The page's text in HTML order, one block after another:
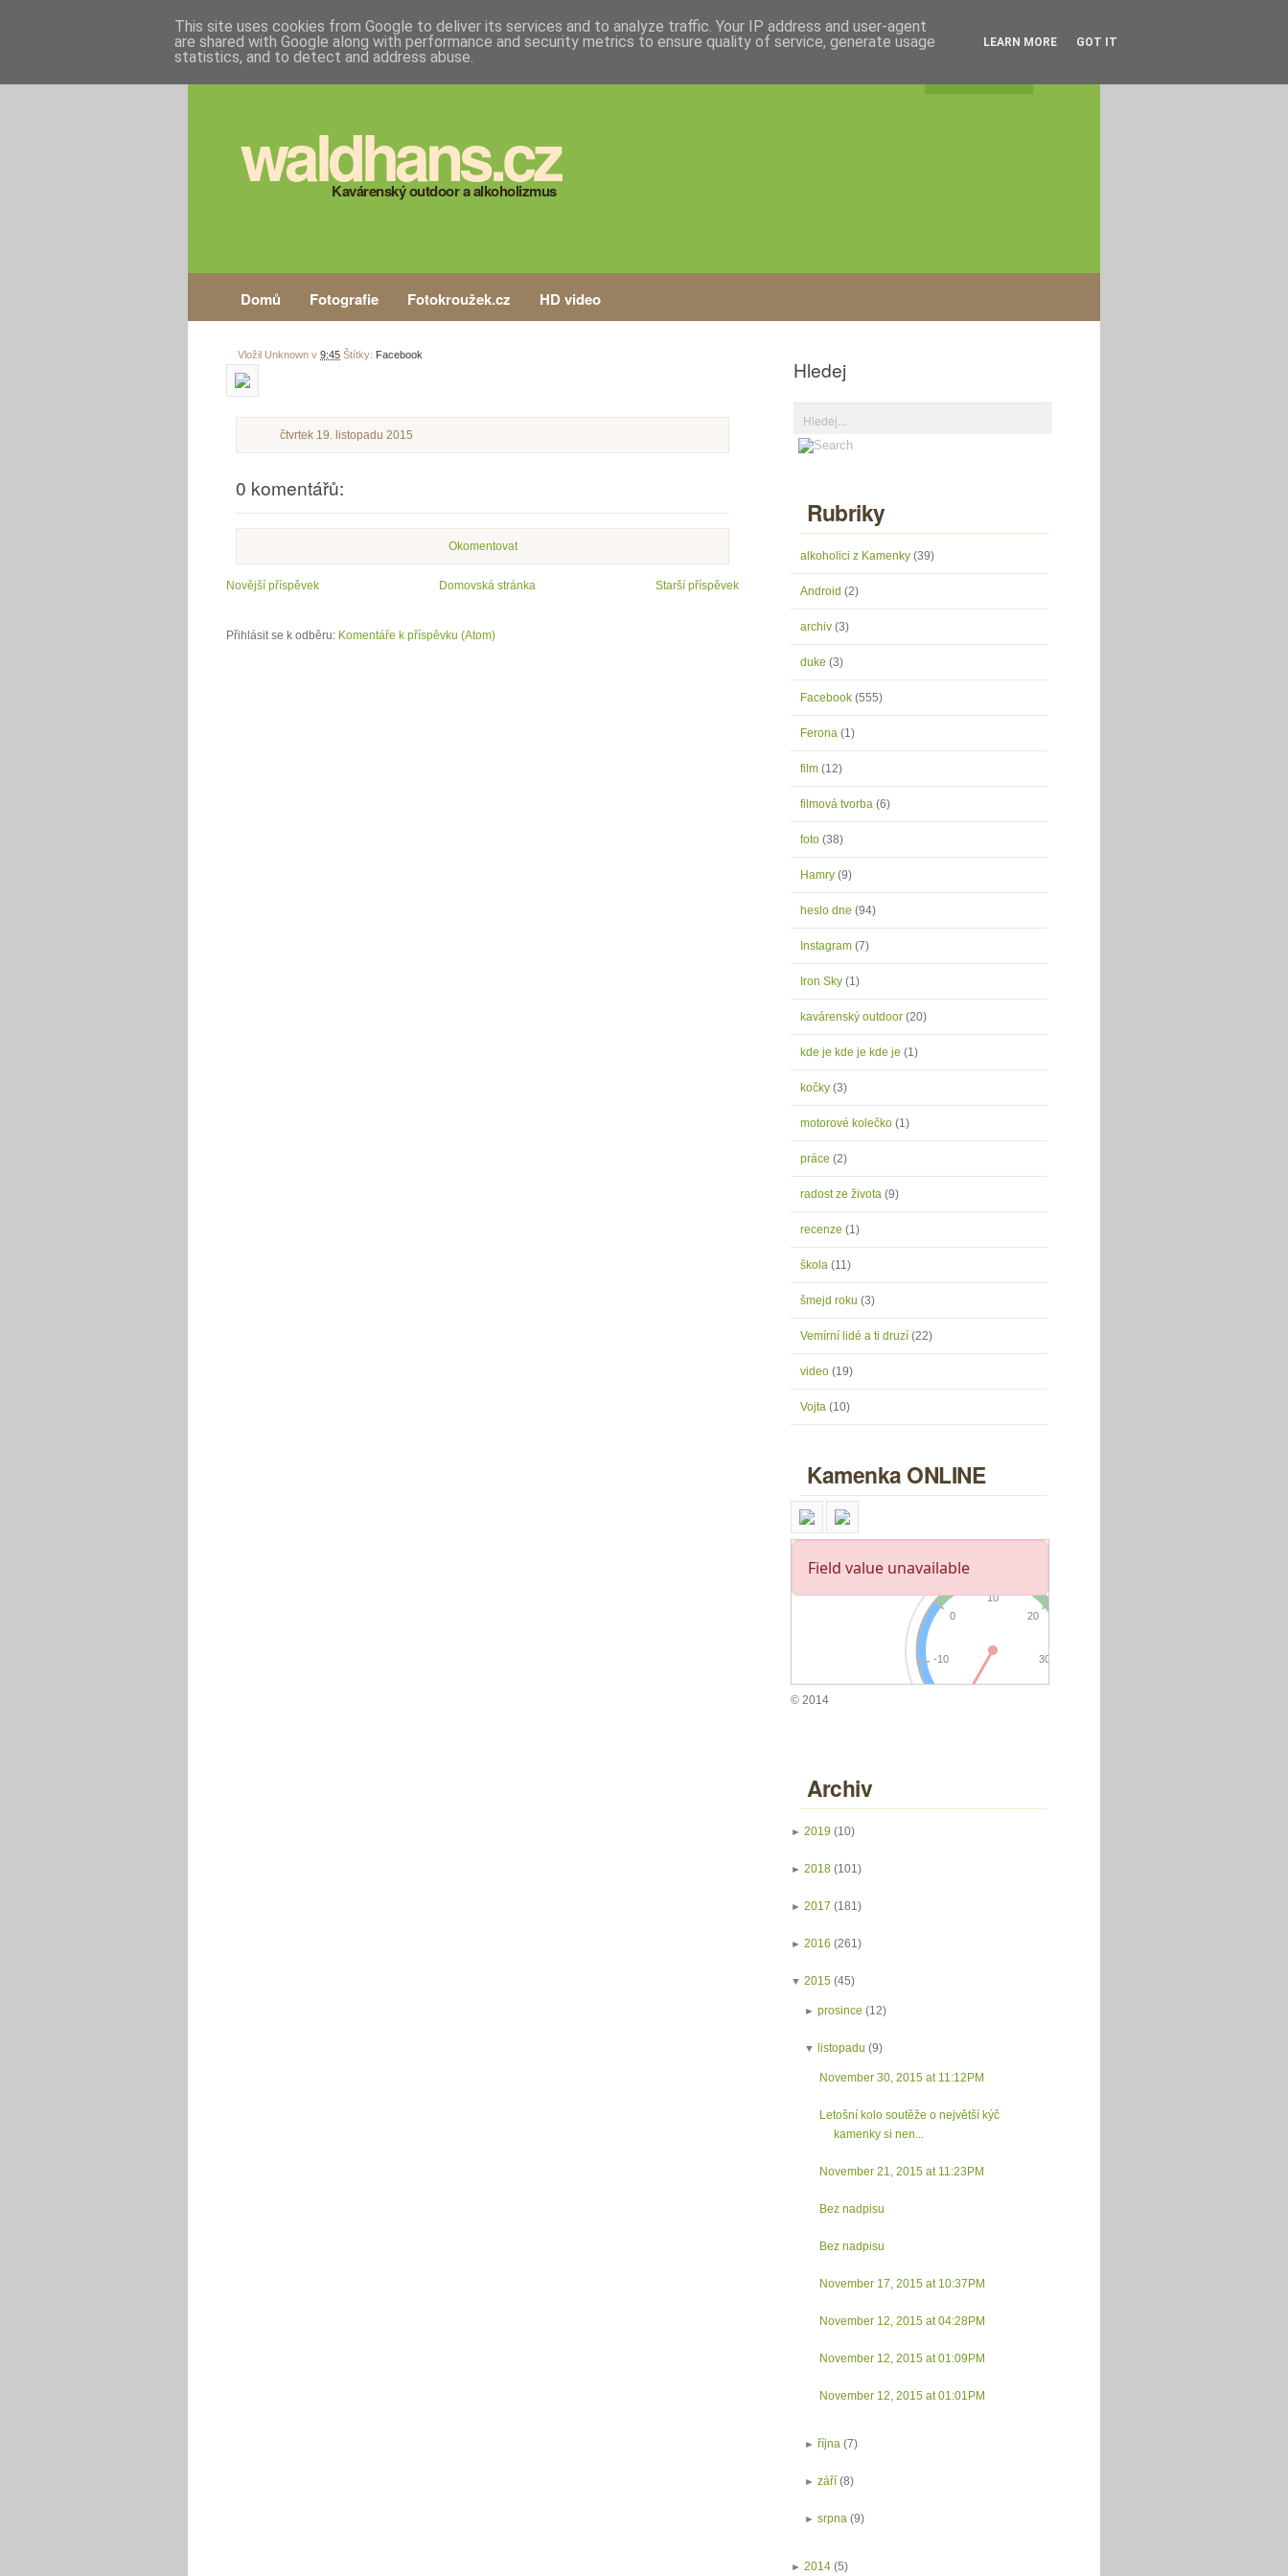
waldhans.cz
Kavárenský outdoor a alkoholizmus
Domů Fotografie Fotokroužek.cz HD video
Vložil Unknown v 9:45 Štítky: Facebook
čtvrtek 19. listopadu 2015
0 komentářů:
Okomentovat
Novější příspěvek Starší příspěvek
Domovská stránka
Přihlásit se k odběru: Komentáře k příspěvku (Atom)
Hledej
Rubriky
alkoholici z Kamenky (39)
Android (2)
archiv (3)
duke (3)
Facebook (555)
Ferona (1)
film (12)
filmová tvorba (6)
foto (38)
Hamry (9)
heslo dne (94)
Instagram (7)
Iron Sky (1)
kavárenský outdoor (20)
kde je kde je kde je (1)
kočky (3)
motorové kolečko (1)
práce (2)
radost ze života (9)
recenze (1)
škola (11)
šmejd roku (3)
Vemírní lidé a ti druzí (22)
video (19)
Vojta (10)
Kamenka ONLINE
© 2014
Archiv
► 2019 (10)
► 2018 (101)
► 2017 (181)
► 2016 (261)
▼ 2015 (45)
►prosince (12)
▼listopadu (9)
November 30, 2015 at 11:12PM
Letošní kolo soutěže o největší kýč
kamenky si nen...
November 21, 2015 at 11:23PM
Bez nadpisu
Bez nadpisu
November 17, 2015 at 10:37PM
November 12, 2015 at 04:28PM
November 12, 2015 at 01:09PM
November 12, 2015 at 01:01PM
►října (7)
►září (8)
►srpna (9)
► 2014 (5)
This site uses cookies from Google to deliver its services and to analyze traffic. Your IP address and user-agent
are shared with Google along with performance and security metrics to ensure quality of service, generate usage
statistics, and to detect and address abuse.
LEARN MORE GOT IT